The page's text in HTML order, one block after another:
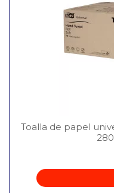
Toalla de papel